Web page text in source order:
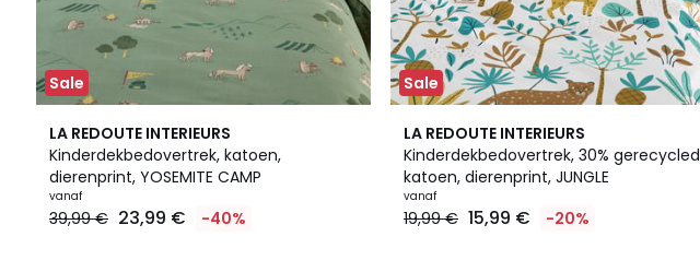
Sale
LA REDOUTE INTERIEURS
Kinderdekbedovertrek, katoen,
dierenprint, YOSEMITE CAMP
vanaf
39,99 € 23,99 € -40%
5
/
5
Sale
LA REDOUTE INTERIEURS
Kinderdekbedovertrek, 30% gerecycled
katoen, dierenprint, JUNGLE
vanaf
19,99 € 15,99 € -20%